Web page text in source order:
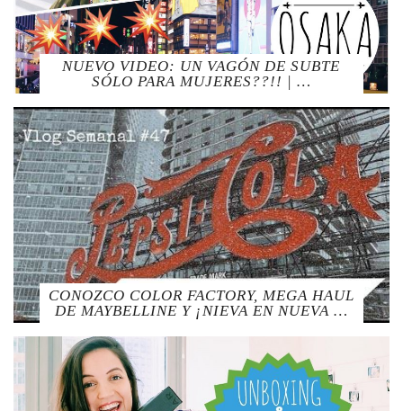
NUEVO VIDEO: UN VAGÓN DE SUBTE
SÓLO PARA MUJERES??!! | …
CONOZCO COLOR FACTORY, MEGA HAUL
DE MAYBELLINE Y ¡NIEVA EN NUEVA …